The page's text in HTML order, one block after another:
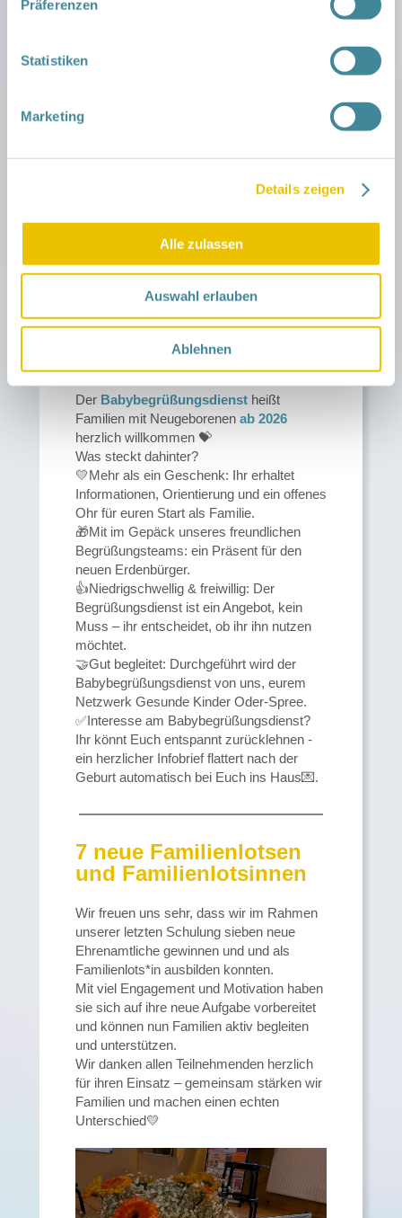
Präferenzen
Statistiken
Marketing
Details zeigen
Alle zulassen
Auswahl erlauben
Ablehnen